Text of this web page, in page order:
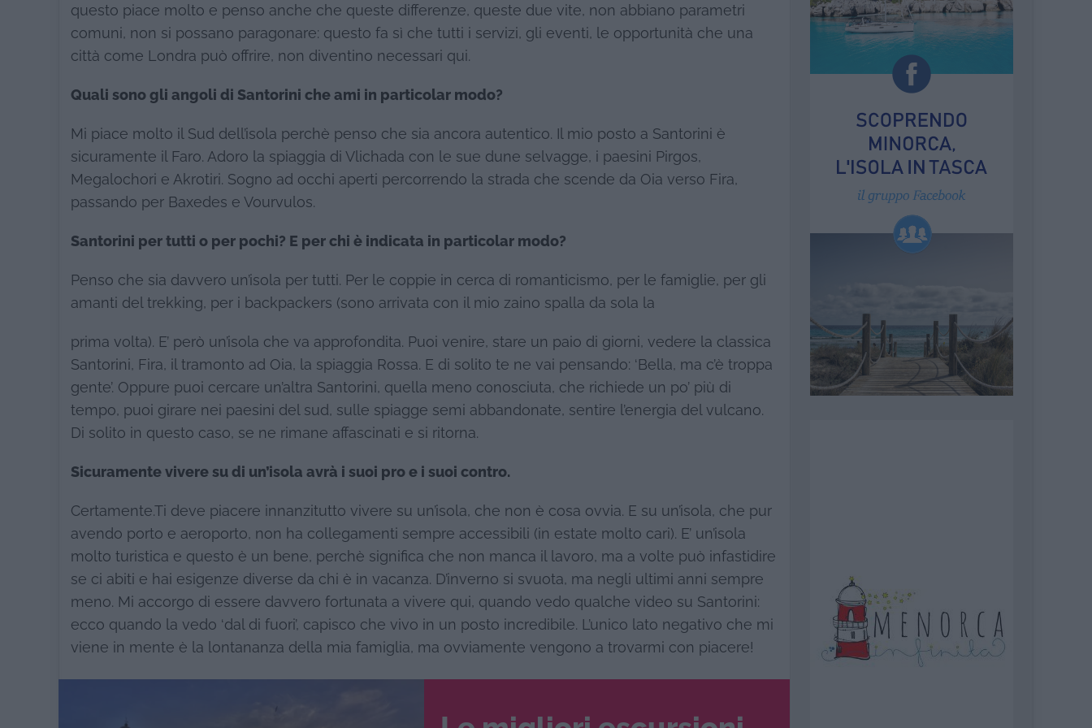
questo piace molto e penso anche che queste differenze, queste due vite, non abbiano parametri
comuni, non si possano paragonare: questo fa sì che tutti i servizi, gli eventi, le opportunità che una
città come Londra può offrire, non diventino necessari qui.
Quali sono gli angoli di Santorini che ami in particolar modo?
Mi piace molto il Sud dell’isola perchè penso che sia ancora autentico. Il mio posto a Santorini è
sicuramente il Faro. Adoro la spiaggia di Vlichada con le sue dune selvagge, i paesini Pirgos,
Megalochori e Akrotiri. Sogno ad occhi aperti percorrendo la strada che scende da Oia verso Fira,
passando per Baxedes e Vourvulos.
Santorini per tutti o per pochi? E per chi è indicata in particolar modo?
Penso che sia davvero un’isola per tutti. Per le coppie in cerca di romanticismo, per le famiglie, per gli
amanti del trekking, per i backpackers (sono arrivata con il mio zaino spalla da sola la
prima volta). E’ però un’isola che va approfondita. Puoi venire, stare un paio di giorni, vedere la classica
Santorini, Fira, il tramonto ad Oia, la spiaggia Rossa. E di solito te ne vai pensando: ‘Bella, ma c’è troppa
gente’. Oppure puoi cercare un’altra Santorini, quella meno conosciuta, che richiede un po’ più di
tempo, puoi girare nei paesini del sud, sulle spiagge semi abbandonate, sentire l’energia del vulcano.
Di solito in questo caso, se ne rimane affascinati e si ritorna.
Sicuramente vivere su di un’isola avrà i suoi pro e i suoi contro.
Certamente.Ti deve piacere innanzitutto vivere su un’isola, che non è cosa ovvia. E su un’isola, che pur
avendo porto e aeroporto, non ha collegamenti sempre accessibili (in estate molto cari). E’ un’isola
molto turistica e questo è un bene, perchè significa che non manca il lavoro, ma a volte può infastidire
se ci abiti e hai esigenze diverse da chi è in vacanza. D’inverno si svuota, ma negli ultimi anni sempre
meno. Mi accorgo di essere davvero fortunata a vivere qui, quando vedo qualche video su Santorini:
ecco quando la vedo ‘dal di fuori’, capisco che vivo in un posto incredibile. L’unico lato negativo che mi
viene in mente è la lontananza della mia famiglia, ma ovviamente vengono a trovarmi con piacere!